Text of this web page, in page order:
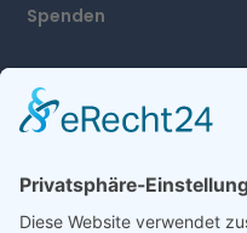
ADRESSE
Frankenthal e.V.
An der kurzen Gewanne 20
Spenden